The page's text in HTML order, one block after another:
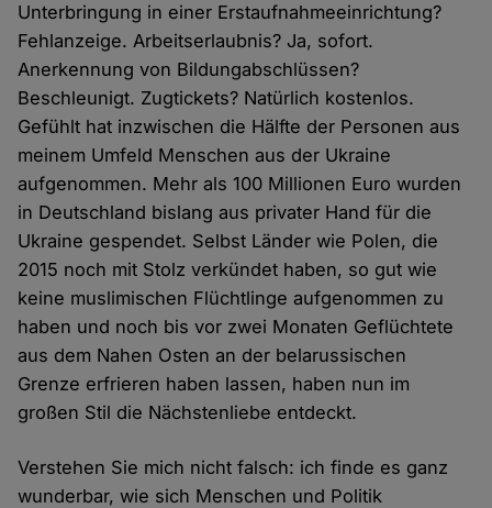
Unterbringung in einer Erstaufnahmeeinrichtung?
Fehlanzeige. Arbeitserlaubnis? Ja, sofort.
Anerkennung von Bildungabschlüssen?
Beschleunigt. Zugtickets? Natürlich kostenlos.
Gefühlt hat inzwischen die Hälfte der Personen aus
meinem Umfeld Menschen aus der Ukraine
aufgenommen. Mehr als 100 Millionen Euro wurden
in Deutschland bislang aus privater Hand für die
Ukraine gespendet. Selbst Länder wie Polen, die
2015 noch mit Stolz verkündet haben, so gut wie
keine muslimischen Flüchtlinge aufgenommen zu
haben und noch bis vor zwei Monaten Geflüchtete
aus dem Nahen Osten an der belarussischen
Grenze erfrieren haben lassen, haben nun im
großen Stil die Nächstenliebe entdeckt.
Verstehen Sie mich nicht falsch: ich finde es ganz
wunderbar, wie sich Menschen und Politik